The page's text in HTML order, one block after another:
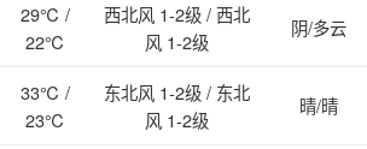
29℃ /
22℃
西北风 1-2级 / 西北
风 1-2级
阴/多云
33℃ /
23℃
东北风 1-2级 / 东北
风 1-2级
晴/晴